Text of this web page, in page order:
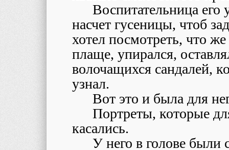
Воспитательница его
насчет гусеницы, чтоб
хотел посмотреть, что
плаще, упирался,
волочащихся сандалей,
узнал.
Вот это и была для
Портреты, которые
касались.
У него в голове